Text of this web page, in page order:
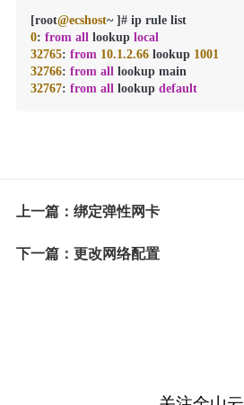
[root@ecshost~
]# ip rule list
0: from all lookup local
32765: from 10.1.2.66 lookup 1001
32766: from all
lookup main
32767: from all lookup default
上一篇：绑定弹性网卡
下一篇：更改网络配置